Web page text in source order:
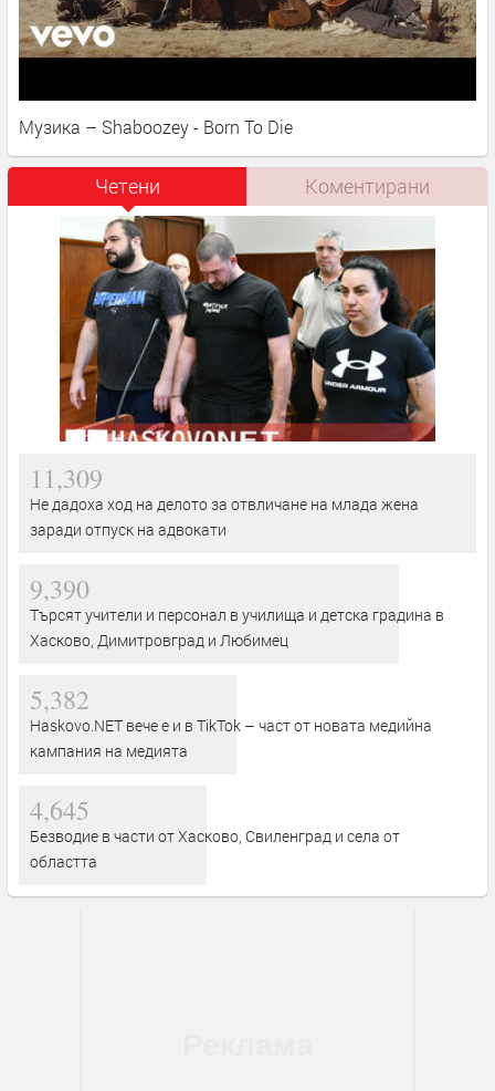
Музика – Shaboozey - Born To Die
Четени Коментирани
11,309
Не дадоха ход на делото за отвличане на млада жена
заради отпуск на адвокати
9,390
Търсят учители и персонал в училища и детска градина в
Хасково, Димитровград и Любимец
5,382
Haskovo.NET вече е и в TikTok – част от новата медийна
кампания на медията
4,645
Безводие в части от Хасково, Свиленград и села от
областта